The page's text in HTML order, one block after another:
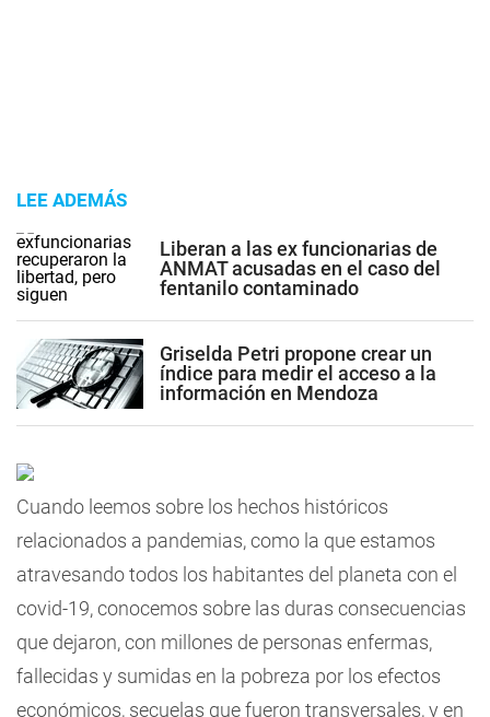
LEE ADEMÁS
Liberan a las ex funcionarias de
ANMAT acusadas en el caso del
fentanilo contaminado
Griselda Petri propone crear un
índice para medir el acceso a la
información en Mendoza
Cuando leemos sobre los hechos históricos
relacionados a pandemias, como la que estamos
atravesando todos los habitantes del planeta con el
covid-19, conocemos sobre las duras consecuencias
que dejaron, con millones de personas enfermas,
fallecidas y sumidas en la pobreza por los efectos
económicos, secuelas que fueron transversales, y en